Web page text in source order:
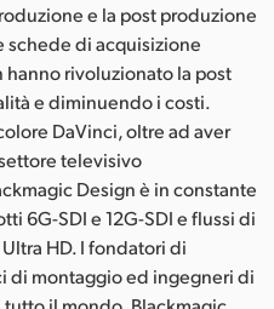
e la post produzione
schede di acquisizione
hanno rivoluzionato la post
e diminuendo i costi.
DaVinci, oltre ad aver
televisivo
Design è in constante
6G-SDI e 12G-SDI e flussi di
HD. I fondatori di
di montaggio ed ingegneri di